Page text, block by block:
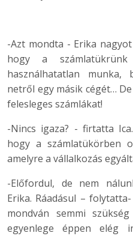
-Azt mondta - Erika
hogy a számlatükrünk
használhatatlan munka,
netről egy másik cégét…
felesleges számlákat!
-Nincs igaza? - firtatta
hogy a számlatükörben
amelyre a vállalkozás
-Előfordul, de nem
Erika. Ráadásul –
mondván semmi
egyenlege éppen elég